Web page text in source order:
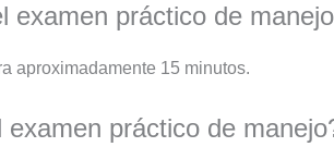
examen práctico de
aproximadamente 15 minutos.
práctico de